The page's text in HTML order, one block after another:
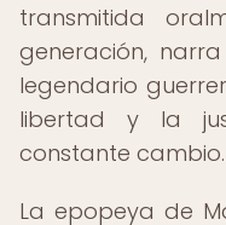
transmitida
generación,
legendario
libertad y la
constante cambio.
La epopeya de